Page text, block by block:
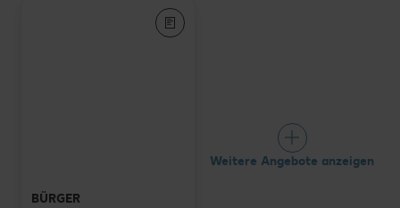
BÜRGER
Weitere Angebote anzeigen